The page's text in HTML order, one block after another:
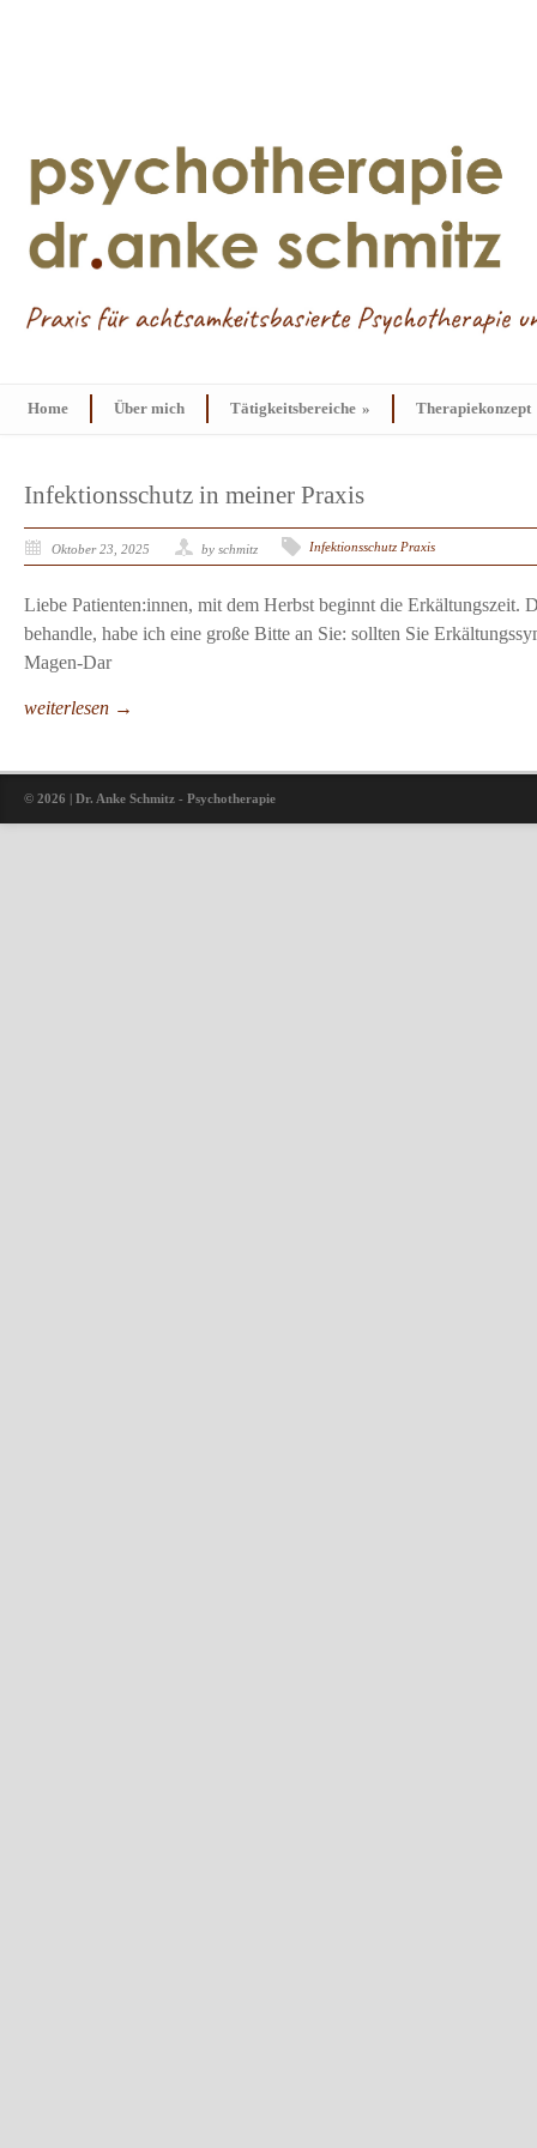
Home Über mich Tätigkeitsbereiche » Therapiekonzept
Infektionsschutz in meiner Praxis
Oktober 23, 2025 by schmitz Infektionsschutz Praxis
Liebe Patienten:innen, mit dem Herbst beginnt die Erkältungszeit.
behandle, habe ich eine große Bitte an Sie: sollten Sie
Magen-Dar
weiterlesen →
© 2026 | Dr. Anke Schmitz - Psychotherapie